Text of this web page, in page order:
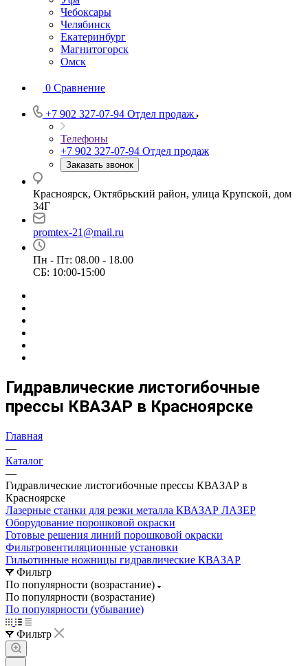
Чебоксары
Челябинск
Екатеринбург
Магнитогорск
Омск
0 Сравнение
+7 902 327-07-94 Отдел продаж
Телефоны
+7 902 327-07-94 Отдел продаж
Заказать звонок
Красноярск, Октябрьский район, улица Крупской, дом
34Г
promtex-21@mail.ru
Пн - Пт: 08.00 - 18.00
СБ: 10:00-15:00
Гидравлические листогибочные
прессы КВАЗАР в Красноярске
Главная
—
Каталог
—
Гидравлические листогибочные прессы КВАЗАР в
Красноярске
Лазерные станки для резки металла КВАЗАР ЛАЗЕР
Оборудование порошковой окраски
Готовые решения линий порошковой окраски
Фильтровентиляционные установки
Гильотинные ножницы гидравлические КВАЗАР
Фильтр
По популярности (возрастание)
По популярности (возрастание)
По популярности (убывание)
Фильтр